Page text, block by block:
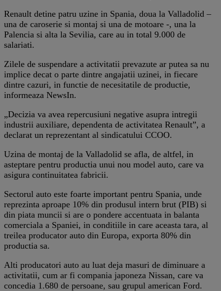
Renault detine patru uzine in Spania, doua la Valladolid –
una de caroserie si montaj si una de motoare -, una la
Palencia si alta la Sevilia, care au in total 9.000 de
salariati.
Zilele de suspendare a activitatii prevazute ar putea sa nu
implice decat o parte dintre angajatii uzinei, in fiecare
dintre cazuri, in functie de necesitatile de productie,
informeaza NewsIn.
„Decizia va avea repercusiuni negative asupra intregii
industrii auxiliare, dependenta de activitatea Renault”, a
declarat un reprezentant al sindicatului CCOO.
Uzina de montaj de la Valladolid se afla, de altfel, in
asteptare pentru productia unui nou model auto, care va
asigura continuitatea fabricii.
Sectorul auto este foarte important pentru Spania, unde
reprezinta aproape 10% din produsul intern brut (PIB) si
din piata muncii si are o pondere accentuata in balanta
comerciala a Spaniei, in conditiile in care aceasta tara, al
treilea producator auto din Europa, exporta 80% din
productia sa.
Alti producatori auto au luat deja masuri de diminuare a
activitatii, cum ar fi compania japoneza Nissan, care va
concedia 1.680 de persoane, sau grupul american Ford.